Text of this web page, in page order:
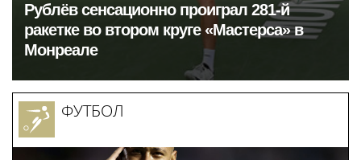
Рублёв сенсационно проиграл 281-й
ракетке во втором круге «Мастерса» в
Монреале
ФУТБОЛ